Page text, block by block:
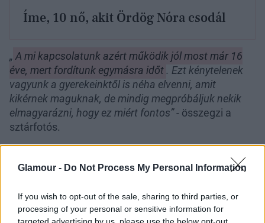
Glamour - Do Not Process My Personal Information
If you wish to opt-out of the sale, sharing to third parties, or
processing of your personal or sensitive information for
targeted advertising by us, please use the below opt-out
Íme, 10 nő, akit Ördög Nóra csodál
„ A mi kapcsolatunk azért működik jól most már 16
éve, mert fordítunk egymásra időt . Ezt kénytelenek
vagyunk a gyerekeinktől is néha elvenni, amit
kikérnek maguknak, de mindig megpróbáljuk nekik
elmagyarázni, hogy ez miért fontos”- összegzi a
sztárfotós.
egymást
„Én pont azt szeretem benne, amit sokszor nem
szeretek benne: hogy egyfolytában zsizseg”- mondja